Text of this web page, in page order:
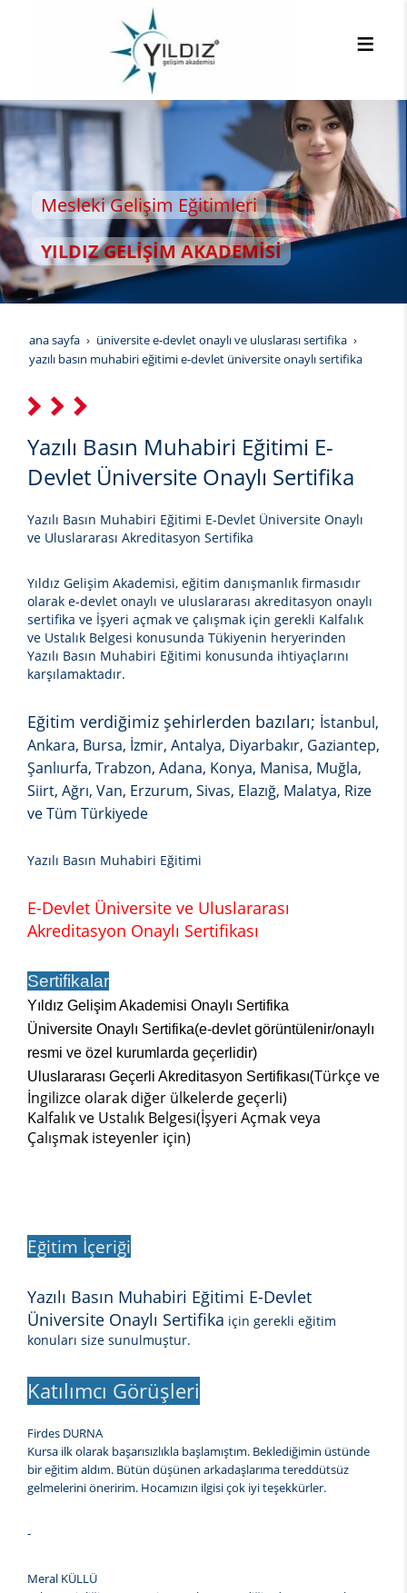
Gelişim Eğitimleri
GELİŞİM AKADEMİSİ
ana sayfa
üniversite e-devlet onaylı ve uluslarası sertifika
yazılı basın muhabiri eğitimi e-devlet üniversite onaylı sertifika
Yazılı Basın Muhabiri Eğitimi E-
Devlet Üniversite Onaylı Sertifika
Yazılı Basın Muhabiri Eğitimi E-Devlet Üniversite Onaylı
ve Uluslararası Akreditasyon Sertifika
Yıldız Gelişim Akademisi, eğitim danışmanlık firmasıdır
olarak e-devlet onaylı ve uluslararası akreditasyon onaylı
sertifika ve İşyeri açmak ve çalışmak için gerekli Kalfalık
ve Ustalık Belgesi konusunda Tükiyenin heryerinden
Yazılı Basın Muhabiri Eğitimi konusunda ihtiyaçlarını
karşılamaktadır.
Eğitim verdiğimiz şehirlerden bazıları; İstanbul,
Ankara, Bursa, İzmir, Antalya, Diyarbakır, Gaziantep,
Şanlıurfa, Trabzon, Adana, Konya, Manisa, Muğla,
Siirt, Ağrı, Van, Erzurum, Sivas, Elazığ, Malatya, Rize
ve Tüm Türkiyede
Yazılı Basın Muhabiri Eğitimi
E-Devlet Üniversite ve Uluslararası
Akreditasyon Onaylı Sertifikası
Sertifikalar
Yıldız Gelişim Akademisi Onaylı Sertifika
Üniversite Onaylı Sertifika(e-devlet görüntülenir/onaylı
resmi ve özel kurumlarda geçerlidir)
Uluslararası Geçerli Akreditasyon Sertifikası(Türkçe ve
İngilizce olarak diğer ülkelerde geçerli)
Kalfalık ve Ustalık Belgesi(İşyeri Açmak veya
Çalışmak isteyenler için)
Eğitim İçeriği
Yazılı Basın Muhabiri Eğitimi E-Devlet
Üniversite Onaylı Sertifika için gerekli eğitim
konuları size sunulmuştur.
Katılımcı Görüşleri
Firdes DURNA
Kursa ilk olarak başarısızlıkla başlamıştım. Beklediğimin üstünde
bir eğitim aldım. Bütün düşünen arkadaşlarıma tereddütsüz
gelmelerini öneririm. Hocamızın ilgisi çok iyi teşekkürler.
-
Meral KÜLLÜ